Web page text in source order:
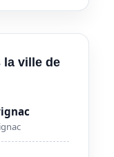
ville de